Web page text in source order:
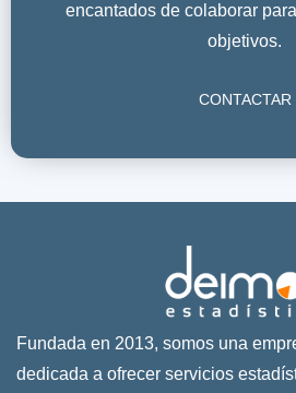
encantados de colaborar
objetivos.
CONTACTAR
Fundada en 2013, somos una
dedicada a ofrecer servicios